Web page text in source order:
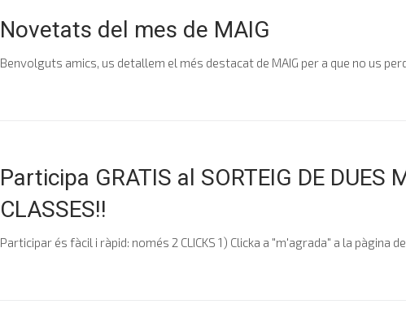
Novetats del mes de MAIG
Benvolguts amics, us detallem el més destacat de MAIG per a que no us
Participa GRATIS al SORTEIG DE DUES
CLASSES!!
Participar és fàcil i ràpid: només 2 CLICKS 1) Clicka a "m'agrada" a la pàgina